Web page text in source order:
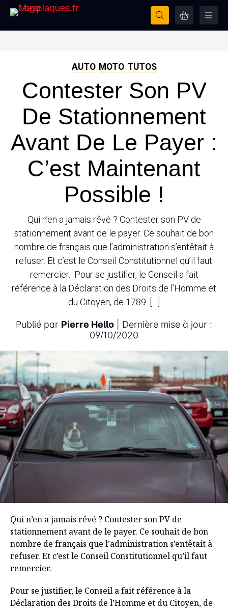
AUTO MOTO TUTOS
Contester Son PV
De Stationnement
Avant De Le Payer :
C’est Maintenant
Possible !
Qui n’en a jamais rêvé ? Contester son PV de
stationnement avant de le payer. Ce souhait de bon
nombre de français que l’administration s’entêtait à
refuser. Et c’est le Conseil Constitutionnel qu’il faut
remercier. Pour se justifier, le Conseil a fait
référence à la Déclaration des Droits de l’Homme et
du Citoyen, de 1789. […]
Publié par Pierre Hello | Dernière mise à jour :
09/10/2020
Qui n’en a jamais rêvé ? Contester son PV de
stationnement avant de le payer. Ce souhait de bon
nombre de français que l’administration s’entêtait à
refuser. Et c’est le Conseil Constitutionnel qu’il faut
remercier.
Pour se justifier, le Conseil a fait référence à la
Déclaration des Droits de l’Homme et du Citoyen, de